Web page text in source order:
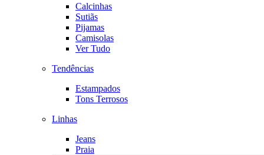
Calcinhas
Sutiãs
Pijamas
Camisolas
Ver Tudo
Tendências
Estampados
Tons Terrosos
Linhas
Jeans
Praia